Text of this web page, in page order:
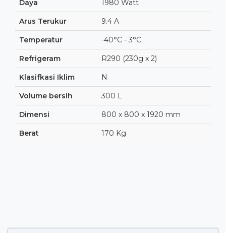
Daya 1980 Watt
Arus Terukur 9.4 A
Temperatur -40°C - 3°C
Refrigeram R290 (230g x 2)
Klasifkasi Iklim N
Volume bersih 300 L
Dimensi 800 x 800 x 1920 mm
Berat 170 Kg